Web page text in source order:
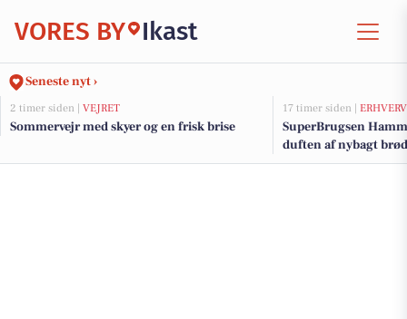
VORES BY Ikast
Seneste nyt ›
2 timer siden | VEJRET
Sommervejr med skyer og en frisk brise
17 timer siden | ERHVERV
SuperBrugsen
duften af nybagt brød